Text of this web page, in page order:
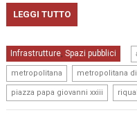
LEGGI TUTTO
Infrastrutture,Spazi pubblici
metropolitana metropolitana
piazza papa giovanni xxiii